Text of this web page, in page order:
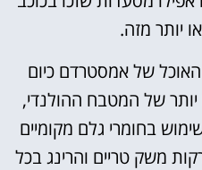
יותר מזה.
של אמסטרדם כיום
של המטבח ההולנדי,
בחומרי גלם מקומיים
משק טריים והרינג בכל